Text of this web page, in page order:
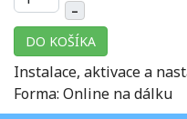
–
DO KOŠÍKA
Instalace, aktivace a
Forma: Online na dálku